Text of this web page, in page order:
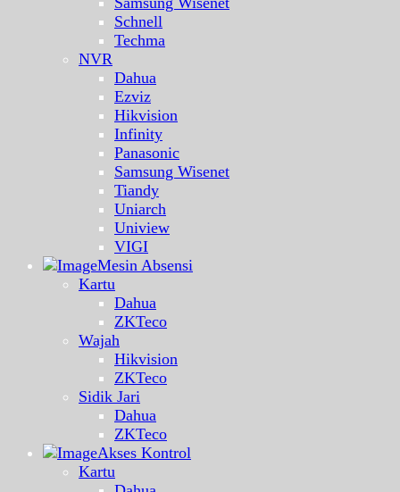
Schnell
Techma
NVR
Dahua
Ezviz
Hikvision
Infinity
Panasonic
Samsung Wisenet
Tiandy
Uniarch
Uniview
VIGI
Mesin Absensi
Kartu
Dahua
ZKTeco
Wajah
Hikvision
ZKTeco
Sidik Jari
Dahua
ZKTeco
Akses Kontrol
Kartu